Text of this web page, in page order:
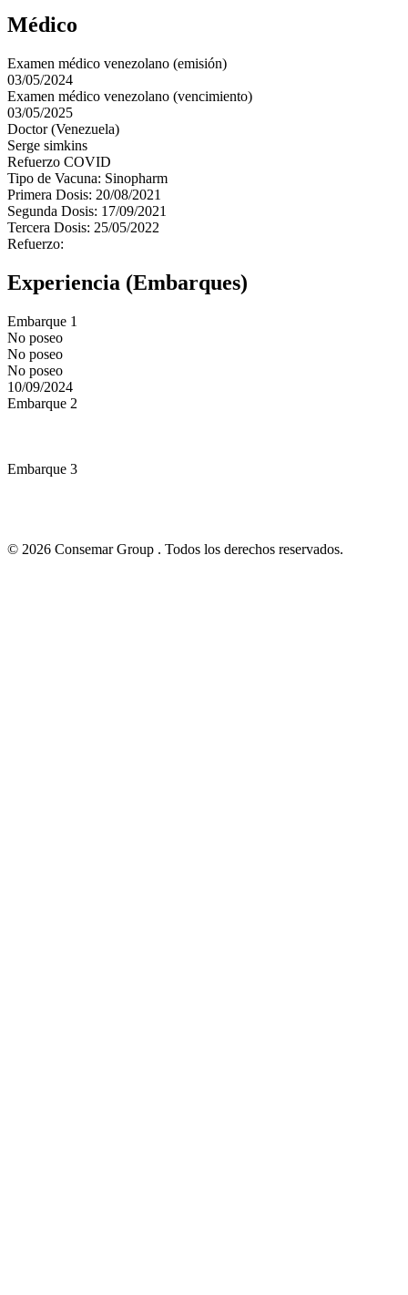
Médico
Examen médico venezolano (emisión)
03/05/2024
Examen médico venezolano (vencimiento)
03/05/2025
Doctor (Venezuela)
Serge simkins
Refuerzo COVID
Tipo de Vacuna: Sinopharm
Primera Dosis: 20/08/2021
Segunda Dosis: 17/09/2021
Tercera Dosis: 25/05/2022
Refuerzo:
Experiencia (Embarques)
Embarque 1
No poseo
No poseo
No poseo
10/09/2024
Embarque 2
Embarque 3
© 2026 Consemar Group . Todos los derechos reservados.